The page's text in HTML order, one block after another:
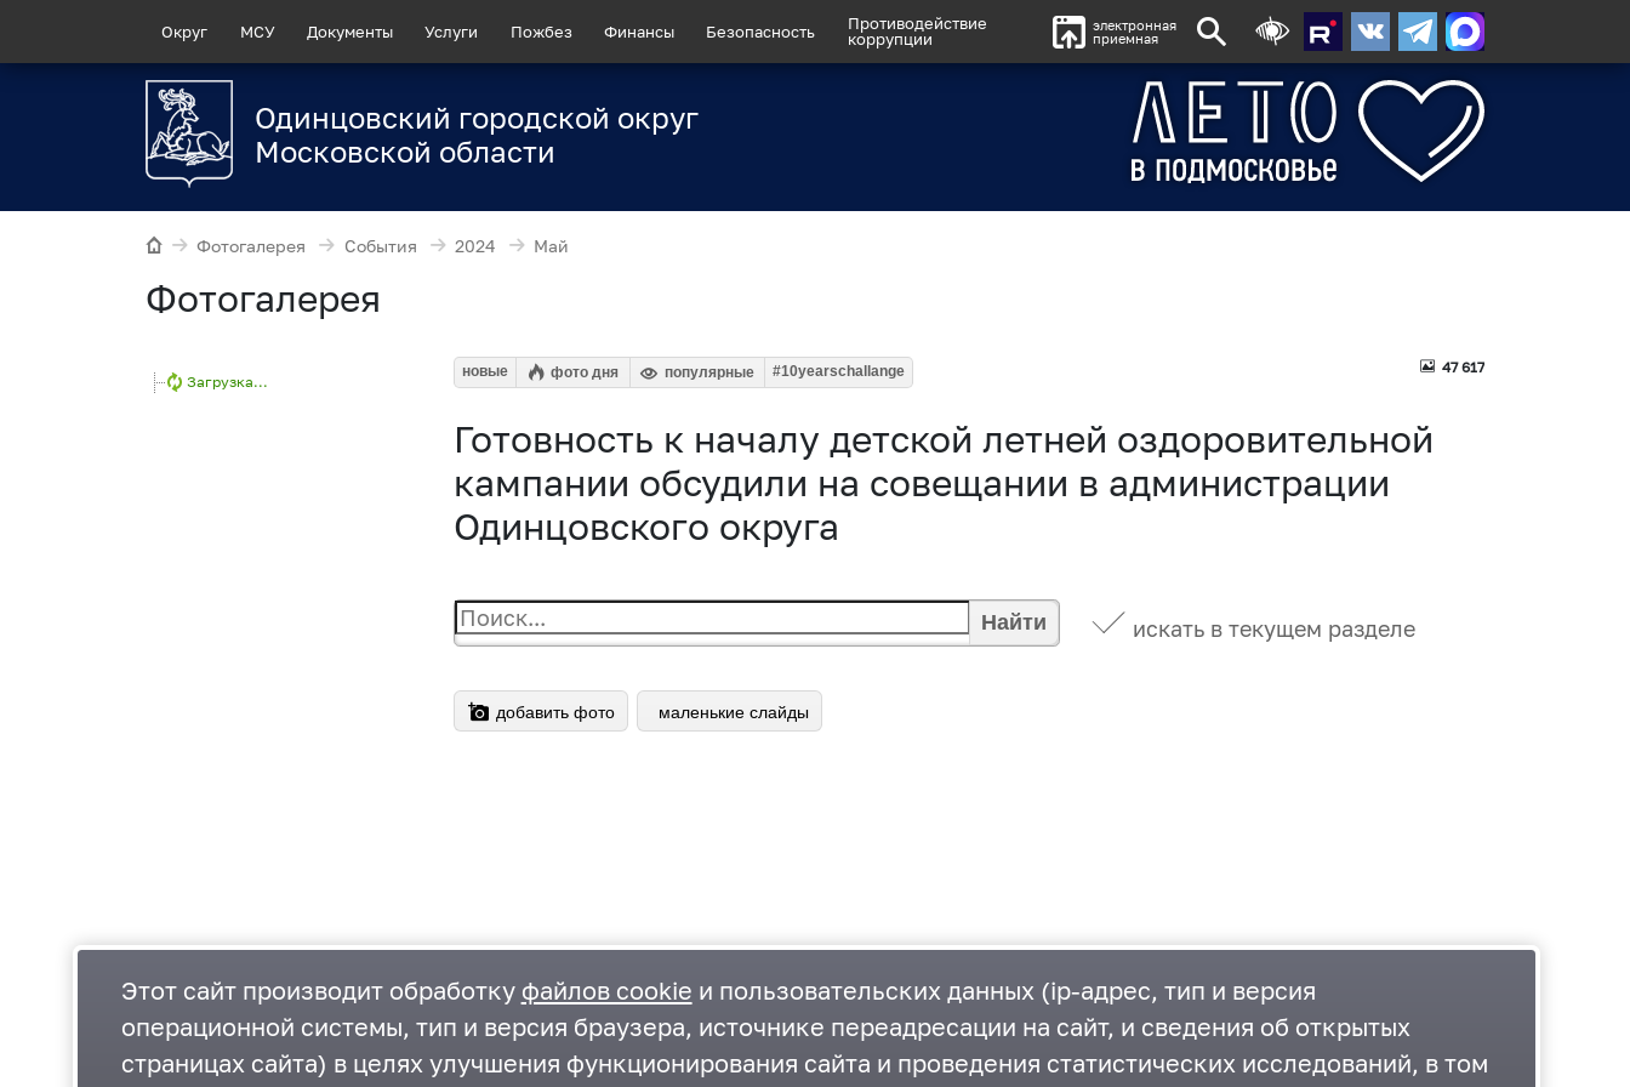
Округ МСУ Документы Услуги Пожбез Финансы Безопасность
Противодействие
коррупции
электронная
приемная
Одинцовский городской округ
Московской области
Фотогалерея События 2024 Май
Фотогалерея
Загрузка...
47 617
новые фото дня популярные #10yearschallange
Готовность к началу детской летней оздоровительной
кампании обсудили на совещании в администрации
Одинцовского округа
Найти искать в текущем разделе
добавить фото маленькие слайды
Этот сайт производит обработку файлов cookie и пользовательских данных (ip-адрес, тип и версия
операционной системы, тип и версия браузера, источнике переадресации на сайт, и сведения об открытых
страницах сайта) в целях улучшения функционирования сайта и проведения статистических исследований, в том